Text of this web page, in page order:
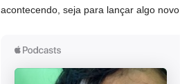
acontecendo, seja para lançar algo novo.